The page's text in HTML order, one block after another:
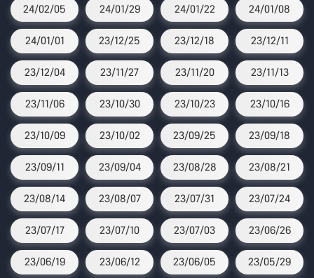
24/02/05 24/01/29 24/01/22 24/01/08
24/01/01 23/12/25 23/12/18 23/12/11
23/12/04 23/11/27 23/11/20 23/11/13
23/11/06 23/10/30 23/10/23 23/10/16
23/10/09 23/10/02 23/09/25 23/09/18
23/09/11 23/09/04 23/08/28 23/08/21
23/08/14 23/08/07 23/07/31 23/07/24
23/07/17 23/07/10 23/07/03 23/06/26
23/06/19 23/06/12 23/06/05 23/05/29